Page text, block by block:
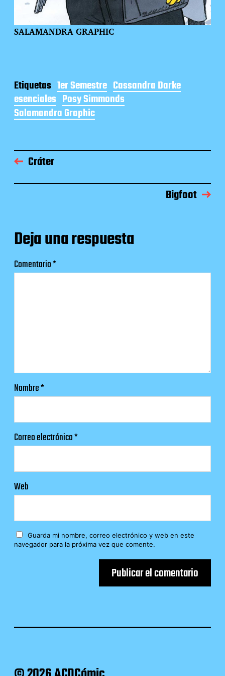
SALAMANDRA GRAPHIC
Etiquetas 1er Semestre Cassandra Darke
esenciales Posy Simmonds
Salamandra Graphic
Cráter
Bigfoot
Deja una respuesta
Comentario*
Nombre*
Correo electrónico*
Web
Guarda mi nombre, correo electrónico y web en este
navegador para la próxima vez que comente.